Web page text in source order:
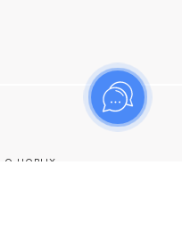
о новых